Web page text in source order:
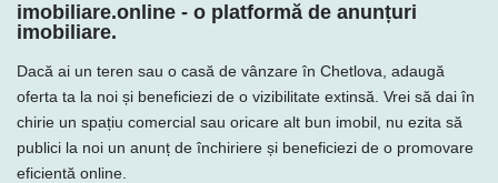
imobiliare.online - o platformă de anunțuri
imobiliare.
Dacă ai un teren sau o casă de vânzare în Chetlova, adaugă
oferta ta la noi și beneficiezi de o vizibilitate extinsă. Vrei să dai în
chirie un spațiu comercial sau oricare alt bun imobil, nu ezita să
publici la noi un anunț de închiriere și beneficiezi de o promovare
eficientă online.